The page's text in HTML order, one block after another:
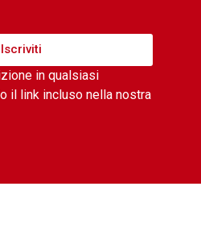
Iscriviti
in qualsiasi
il link incluso nella nostra